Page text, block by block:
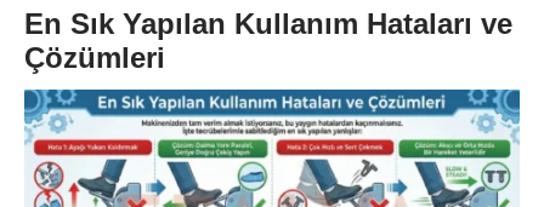
En Sık Yapılan Kullanım Hataları ve
Çözümleri